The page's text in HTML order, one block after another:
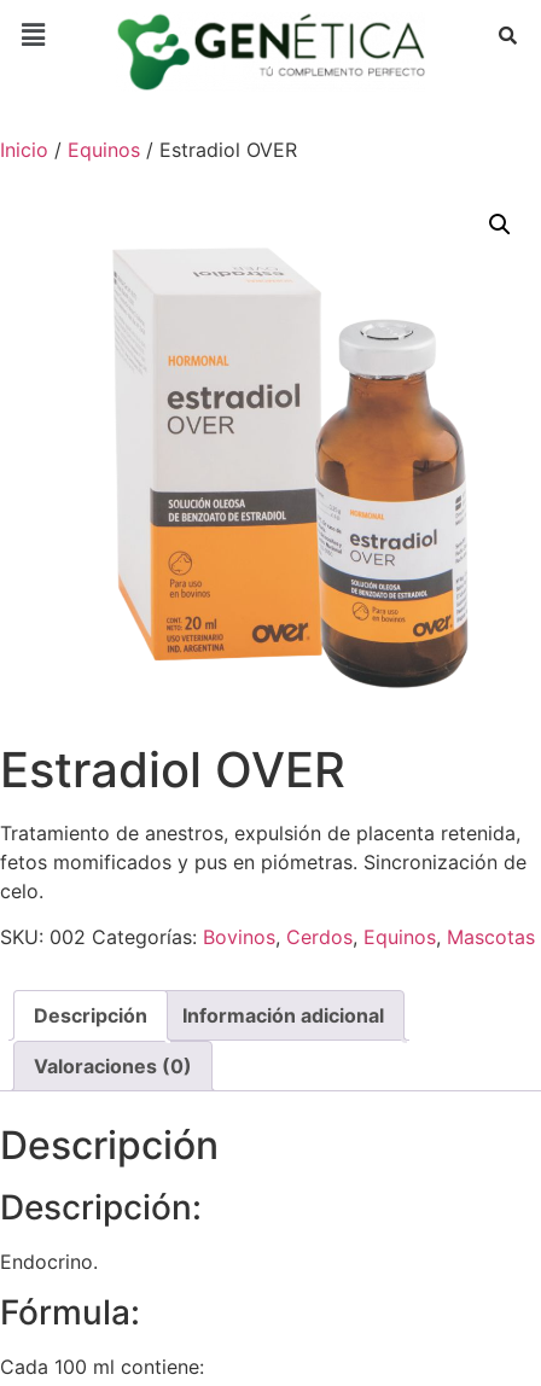
Inicio / Equinos / Estradiol OVER
Estradiol OVER
Tratamiento de anestros, expulsión de placenta retenida,
fetos momificados y pus en piómetras. Sincronización de
celo.
SKU: 002 Categorías: Bovinos, Cerdos, Equinos, Mascotas
Descripción Información adicional
Valoraciones (0)
Descripción
Descripción:
Endocrino.
Fórmula:
Cada 100 ml contiene: